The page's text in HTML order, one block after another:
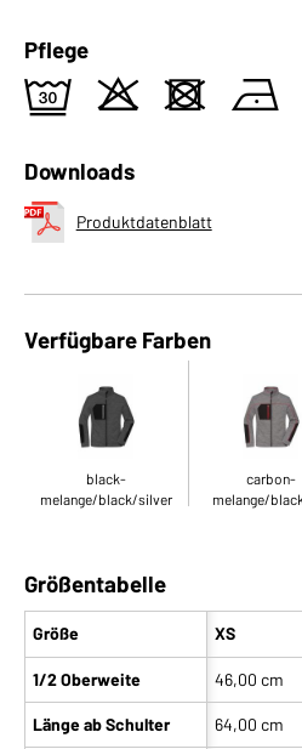
Pflege
e o d n
Downloads
Produktdatenblatt
Verfügbare Farben
black-
melange/black/silver
carbon-
melange/
Größentabelle
Größe
1/2 Oberweite
Länge ab Schulter
XS
46,00 cm
64,00 cm